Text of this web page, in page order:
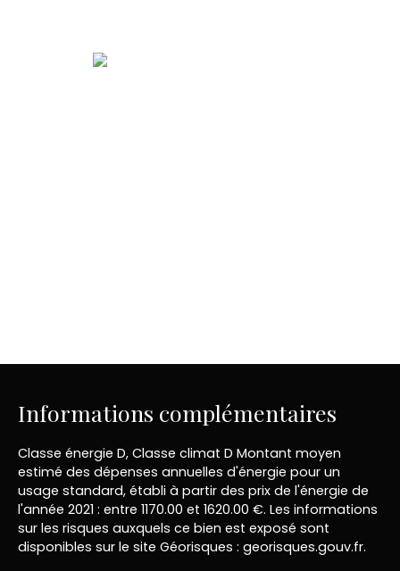
Informations complémentaires
Classe énergie D, Classe climat D Montant moyen
estimé des dépenses annuelles d'énergie pour un
usage standard, établi à partir des prix de l'énergie de
l'année 2021 : entre 1170.00 et 1620.00 €. Les informations
sur les risques auxquels ce bien est exposé sont
disponibles sur le site Géorisques : georisques.gouv.fr.